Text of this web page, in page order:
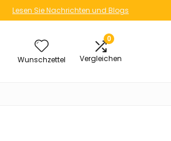
Lesen Sie Nachrichten und Blogs
Wunschzettel
0
Vergleichen